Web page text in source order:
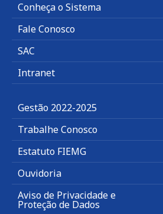
Conheça o Sistema
Fale Conosco
SAC
Intranet
Gestão 2022-2025
Trabalhe Conosco
Estatuto FIEMG
Ouvidoria
Aviso de Privacidade e
Proteção de Dados